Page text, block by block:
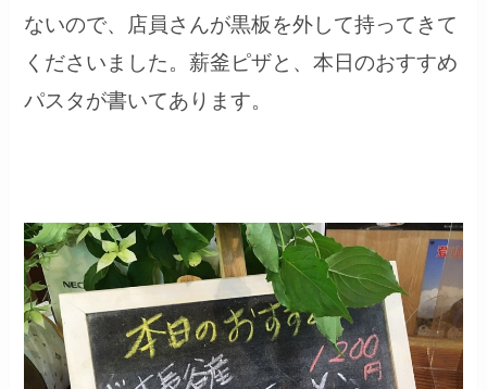
ないので、店員さんが黒板を外して持ってきて
くださいました。薪釜ピザと、本日のおすすめ
パスタが書いてあります。